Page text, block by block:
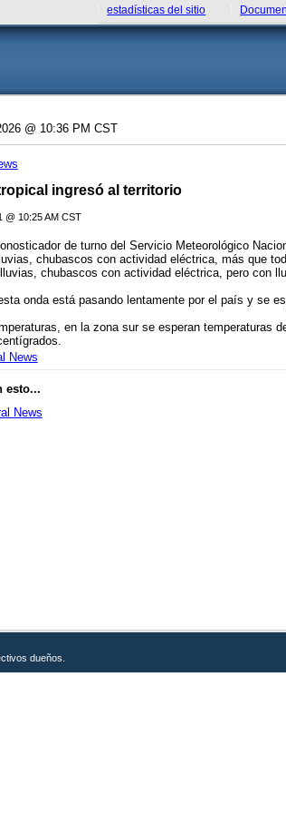
estadísticas del sitio
@ 10:36 PM CST
ingresó al territorio
@ 10:25 AM CST
de turno del Servicio Meteorológico
chubascos con actividad eléctrica, más que
chubascos con actividad eléctrica, pero con
onda está pasando lentamente por el país y se
en la zona sur se esperan temperaturas
News
esto...
News
dueños.